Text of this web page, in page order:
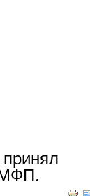
МФП.